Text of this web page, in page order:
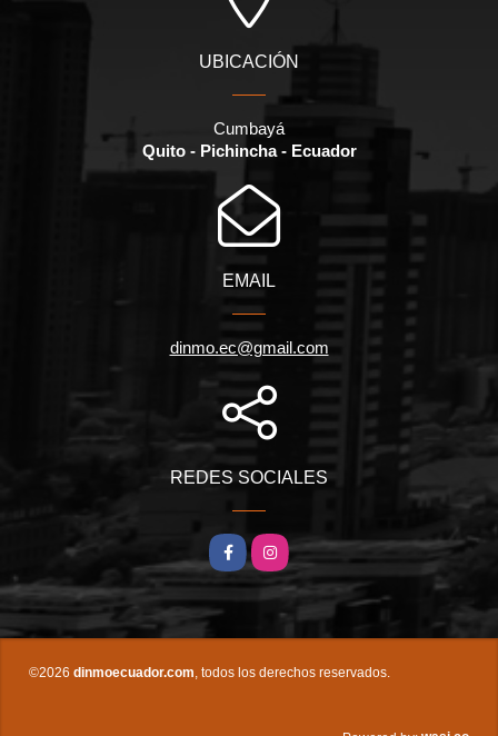
UBICACIÓN
Cumbayá
Quito - Pichincha - Ecuador
EMAIL
dinmo.ec@gmail.com
REDES SOCIALES
FacebookInstagram
©2026 dinmoecuador.com, todos los derechos reservados.